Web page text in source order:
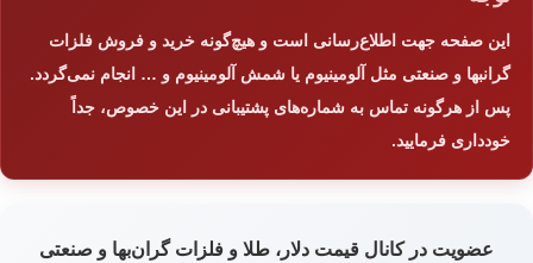
این صفحه جهت اطلاع‌رسانی است و هیچ‌گونه خرید و فروش فلزات
گرانبها و صنعتی مثل آلومینیوم یا شمش آلومینیوم و … انجام نمی‌گردد.
پس از هرگونه تماس به شماره‌های پشتیبانی در این خصوص، جداً
خودداری فرمایید.
عضویت در کانال قیمت دلار، طلا و فلزات گران‌بها و صنعتی